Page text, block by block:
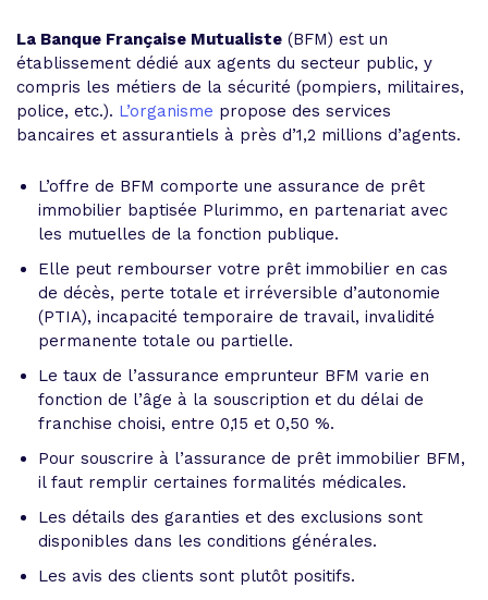
La Banque Française Mutualiste (BFM) est un
établissement dédié aux agents du secteur public, y
compris les métiers de la sécurité (pompiers, militaires,
police, etc.). L’organisme propose des services
bancaires et assurantiels à près d’1,2 millions d’agents.
L’offre de BFM comporte une assurance de prêt
immobilier baptisée Plurimmo, en partenariat avec
les mutuelles de la fonction publique.
Elle peut rembourser votre prêt immobilier en cas
de décès, perte totale et irréversible d’autonomie
(PTIA), incapacité temporaire de travail, invalidité
permanente totale ou partielle.
Le taux de l’assurance emprunteur BFM varie en
fonction de l’âge à la souscription et du délai de
franchise choisi, entre 0,15 et 0,50 %.
Pour souscrire à l’assurance de prêt immobilier BFM,
il faut remplir certaines formalités médicales.
Les détails des garanties et des exclusions sont
disponibles dans les conditions générales.
Les avis des clients sont plutôt positifs.